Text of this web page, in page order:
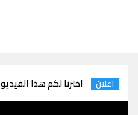
اعلان اخترنا لكم هذا الفيديو